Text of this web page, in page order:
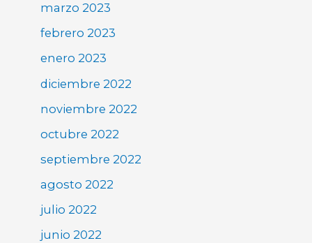
marzo 2023
febrero 2023
enero 2023
diciembre 2022
noviembre 2022
octubre 2022
septiembre 2022
agosto 2022
julio 2022
junio 2022